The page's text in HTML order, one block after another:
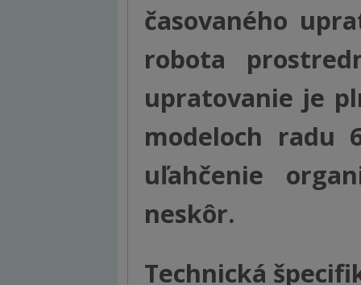
časovaného
robota
upratovanie je
modeloch radu
uľahčenie
neskôr.
Technická